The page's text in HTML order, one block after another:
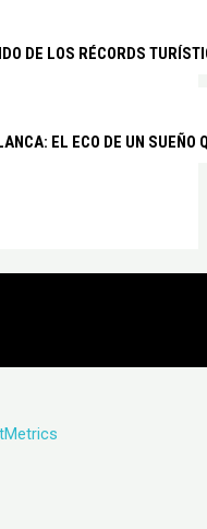
DE LOS RÉCORDS
EL ECO DE UN SUEÑO